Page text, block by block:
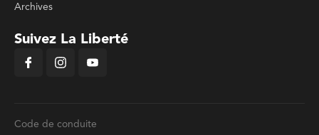
Archives
Suivez La Liberté
Code de conduite